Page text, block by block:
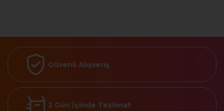
Güvenli Alışveriş
2 Gün İçinde Teslimat